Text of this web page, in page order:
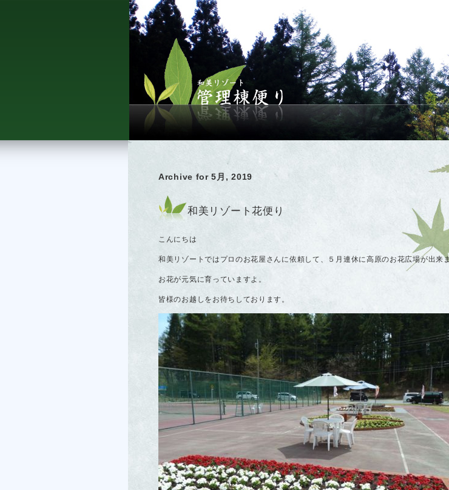
Archive for 5月, 2019
和美リゾート花便り
こんにちは
和美リゾートではプロのお花屋さんに依頼して、５月連休に高原のお花広場が出来ま
お花が元気に育っていますよ。
皆様のお越しをお待ちしております。